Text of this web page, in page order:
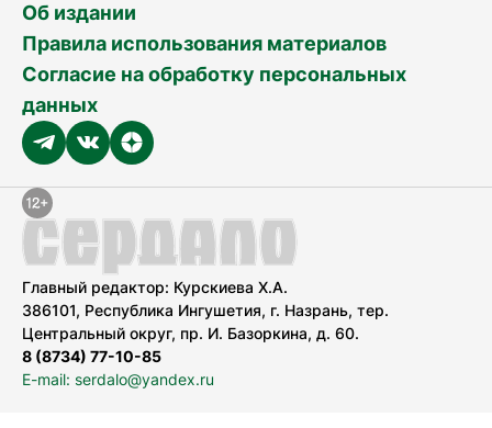
Об издании
Правила использования материалов
Согласие на обработку персональных
данных
Главный редактор: Курскиева Х.А.
386101, Республика Ингушетия, г. Назрань, тер.
Центральный округ, пр. И. Базоркина, д. 60.
8 (8734) 77-10-85
E-mail: serdalo@yandex.ru